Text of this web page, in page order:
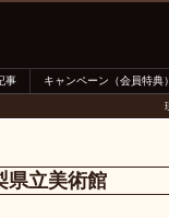
事 キャンペーン（会員特典
県立美術館